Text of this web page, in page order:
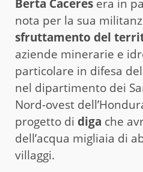
Berta Caceres era in
nota per la sua
sfruttamento del
aziende minerarie e
particolare in difesa del
nel dipartimento dei
Nord-ovest
progetto di diga che
dell’acqua migliaia di
villaggi.